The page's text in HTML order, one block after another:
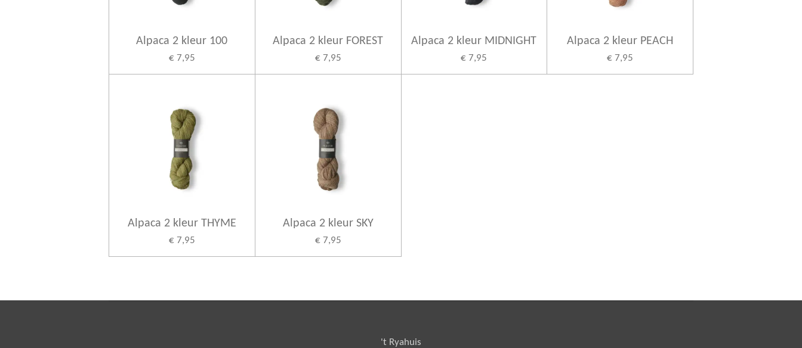
Alpaca 2 kleur 100
€ 7,95
Alpaca 2 kleur FOREST
€ 7,95
Alpaca 2 kleur MIDNIGHT
€ 7,95
Alpaca 2 kleur PEACH
€ 7,95
Alpaca 2 kleur THYME
€ 7,95
Alpaca 2 kleur SKY
€ 7,95
't Ryahuis